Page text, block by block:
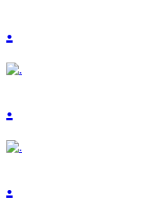
.
.
.